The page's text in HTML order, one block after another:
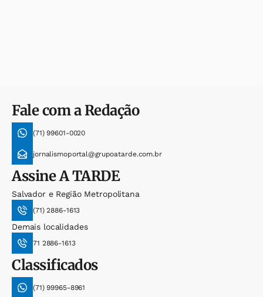
Fale com a Redação
(71) 99601-0020
jornalismoportal@grupoatarde.com.br
AssineA TARDE
Salvador e Região Metropolitana
(71) 2886-1613
Demais localidades
71 2886-1613
Classificados
(71) 99965-8961